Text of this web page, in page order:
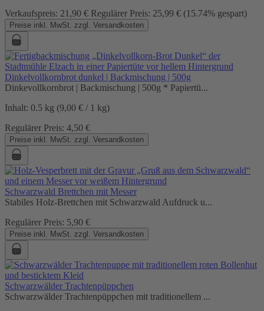
Verkaufspreis: 21,90 € Regulärer Preis: 25,99 € (15.74% gespart)
Preise inkl. MwSt. zzgl. Versandkosten
Dinkelvollkornbrot dunkel | Backmischung | 500g
Dinkevollkornbrot | Backmischung | 500g * Papiertü...
Inhalt: 0.5 kg (9,00 € / 1 kg)
Regulärer Preis: 4,50 €
Preise inkl. MwSt. zzgl. Versandkosten
Schwarzwald Brettchen mit Messer
Stabiles Holz-Brettchen mit Schwarzwald Aufdruck u...
Regulärer Preis: 5,90 €
Preise inkl. MwSt. zzgl. Versandkosten
Schwarzwälder Trachtenpüppchen
Schwarzwälder Trachtenpüppchen mit traditionellem ...